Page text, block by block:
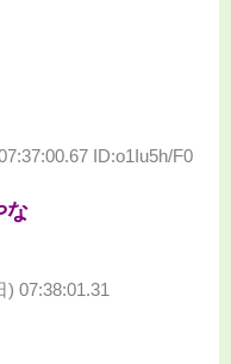
ID:o1Iu5h/F0
な
) 07:38:01.31